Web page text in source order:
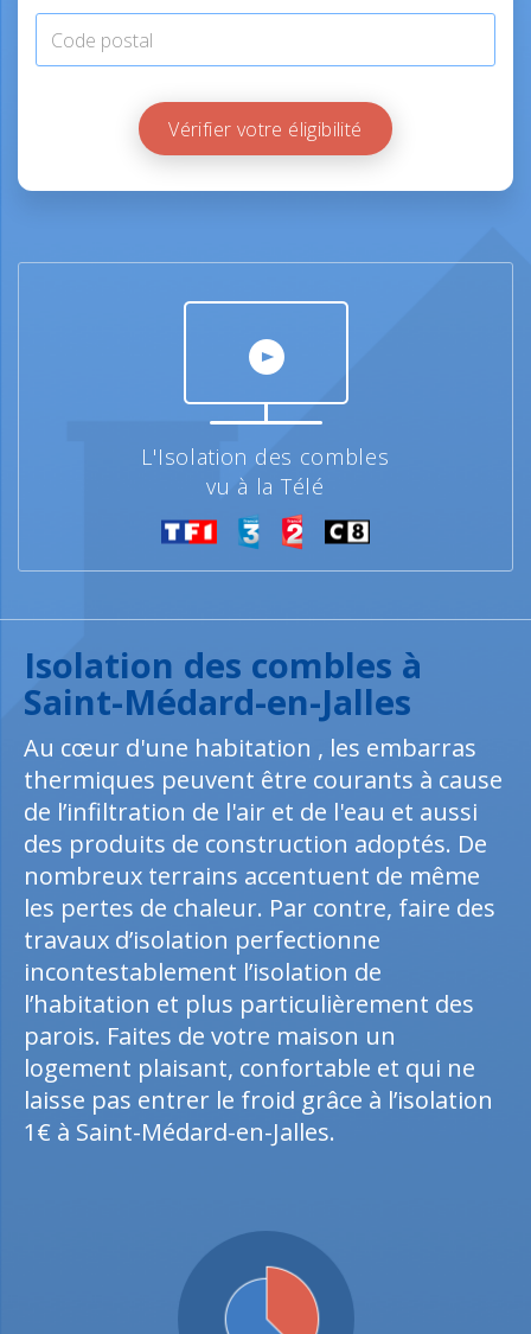
Vérifier votre éligibilité
L'Isolation des combles
vu à la Télé
Isolation des combles à
Saint-Médard-en-Jalles
Au cœur d'une habitation , les embarras
thermiques peuvent être courants à cause
de l’infiltration de l'air et de l'eau et aussi
des produits de construction adoptés. De
nombreux terrains accentuent de même
les pertes de chaleur. Par contre, faire des
travaux d’isolation perfectionne
incontestablement l’isolation de
l’habitation et plus particulièrement des
parois. Faites de votre maison un
logement plaisant, confortable et qui ne
laisse pas entrer le froid grâce à l’isolation
1€ à Saint-Médard-en-Jalles.